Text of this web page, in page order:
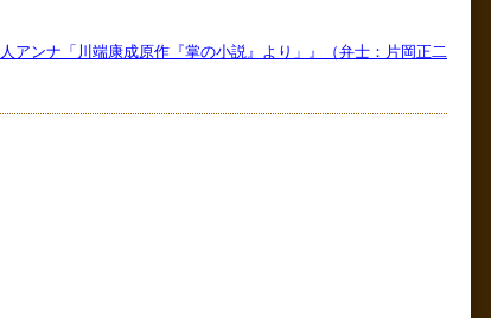
ンナ「川端康成原作『掌の小説』より」』（弁士：片岡正二